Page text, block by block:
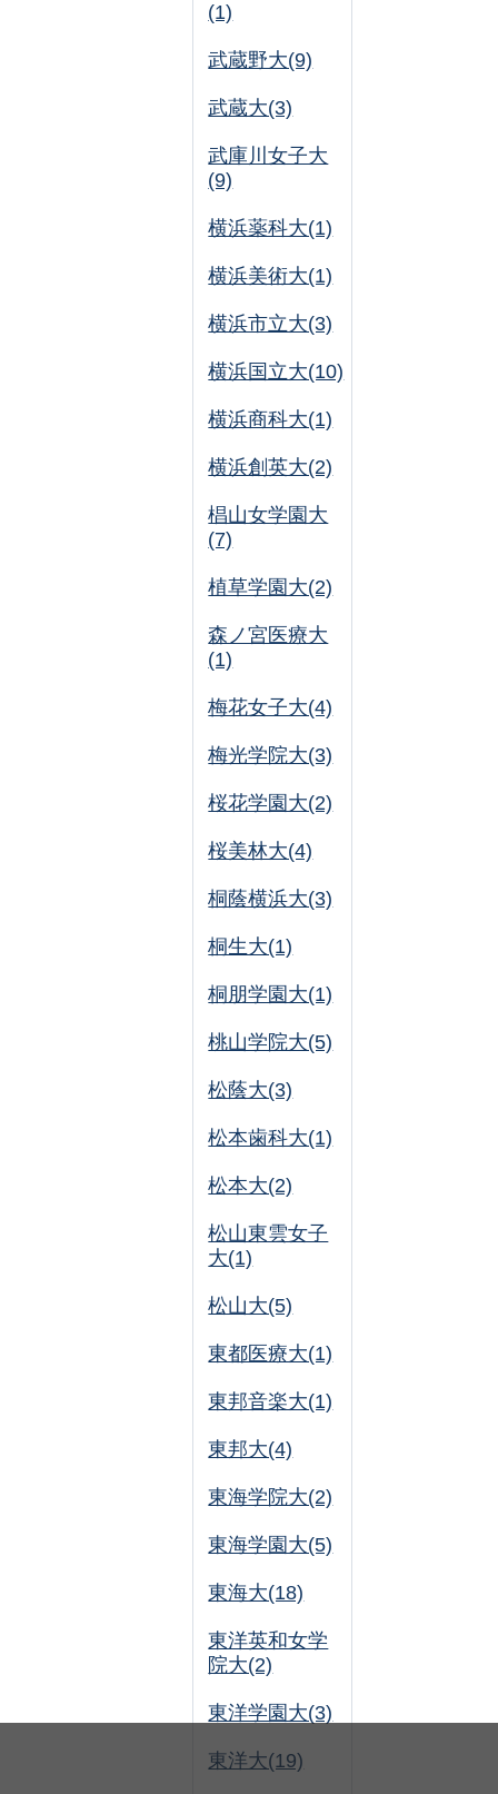
(1)
武蔵野大(9)
武蔵大(3)
武庫川女子大
(9)
横浜薬科大(1)
横浜美術大(1)
横浜市立大(3)
横浜国立大(10)
横浜商科大(1)
横浜創英大(2)
椙山女学園大
(7)
植草学園大(2)
森ノ宮医療大
(1)
梅花女子大(4)
梅光学院大(3)
桜花学園大(2)
桜美林大(4)
桐蔭横浜大(3)
桐生大(1)
桐朋学園大(1)
桃山学院大(5)
松蔭大(3)
松本歯科大(1)
松本大(2)
松山東雲女子
大(1)
松山大(5)
東都医療大(1)
東邦音楽大(1)
東邦大(4)
東海学院大(2)
東海学園大(5)
東海大(18)
東洋英和女学
院大(2)
東洋学園大(3)
東洋大(19)